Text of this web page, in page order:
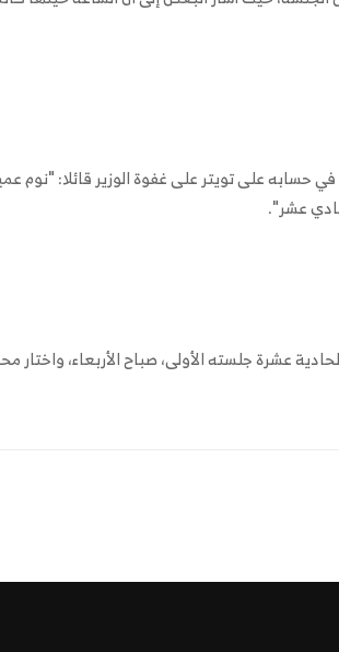
حسابه على تويتر على غفوة الوزير قائلا: "نوم
عشر".
عشرة جلسته الأولى، صباح الأربعاء، واختار